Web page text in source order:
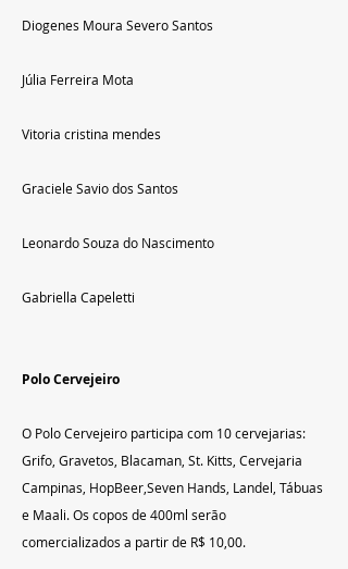
Diogenes Moura Severo Santos
Júlia Ferreira Mota
Vitoria cristina mendes
Graciele Savio dos Santos
Leonardo Souza do Nascimento
Gabriella Capeletti
Polo Cervejeiro
O Polo Cervejeiro participa com 10 cervejarias:
Grifo, Gravetos, Blacaman, St. Kitts, Cervejaria
Campinas, HopBeer,Seven Hands, Landel, Tábuas
e Maali. Os copos de 400ml serão
comercializados a partir de R$ 10,00.